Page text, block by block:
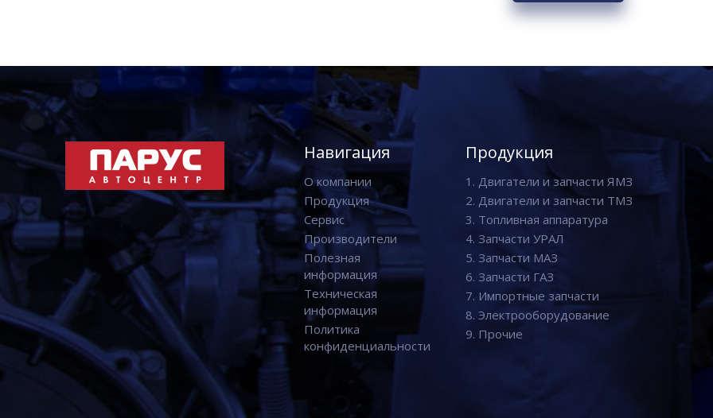
Навигация
О компании
Продукция
Сервис
Производители
Полезная
информация
Техническая
информация
Политика
конфиденциальности
Продукция
1. Двигатели и запчасти ЯМЗ
2. Двигатели и запчасти ТМЗ
3. Топливная аппаратура
4. Запчасти УРАЛ
5. Запчасти МАЗ
6. Запчасти ГАЗ
7. Импортные запчасти
8. Электрооборудование
9. Прочие